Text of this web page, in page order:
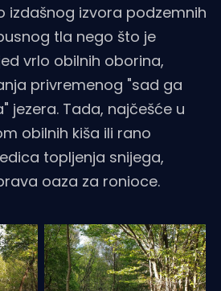
izdašnog izvora podzemnih
tla nego što je
vrlo obilnih oborina,
privremenog "sad ga
jezera. Tada, najčešće u
obilnih kiša ili rano
topljenja snijega,
oaza za ronioce.